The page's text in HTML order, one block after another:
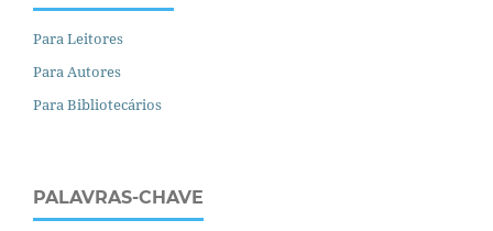
Para Leitores
Para Autores
Para Bibliotecários
PALAVRAS-CHAVE